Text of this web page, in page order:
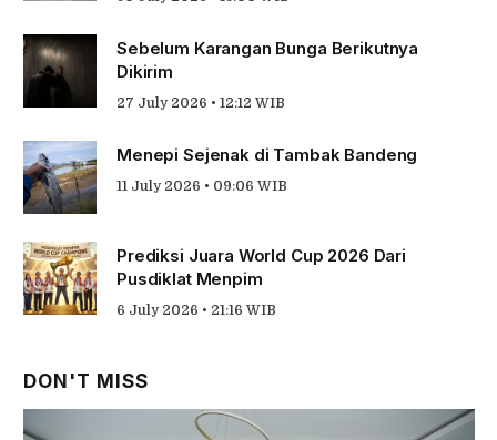
Sebelum Karangan Bunga Berikutnya
Dikirim
27 July 2026 • 12:12 WIB
Menepi Sejenak di Tambak Bandeng
11 July 2026 • 09:06 WIB
Prediksi Juara World Cup 2026 Dari
Pusdiklat Menpim
6 July 2026 • 21:16 WIB
DON'T MISS